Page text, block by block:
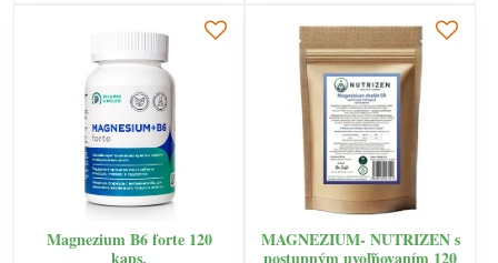
Magnezium B6 forte 120
kaps.
MAGNEZIUM- NUTRIZEN s
postupným uvoľňovaním 120